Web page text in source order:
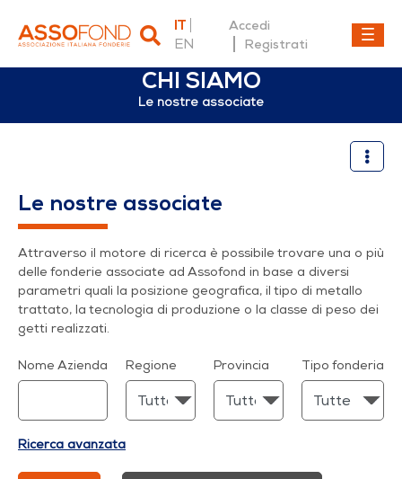
IT
EN
Accedi
Registrati
CHI SIAMO
Le nostre associate
Le nostre associate
Attraverso il motore di ricerca è possibile trovare una o più
delle fonderie associate ad Assofond in base a diversi
parametri quali la posizione geografica, il tipo di metallo
trattato, la tecnologia di produzione o la classe di peso dei
getti realizzati.
Nome Azienda Regione Provincia Tipo fonderia
Ricerca avanzata